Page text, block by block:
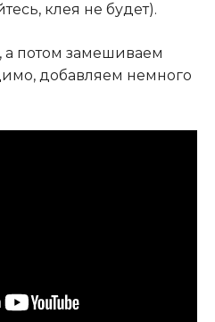
клея не будет).
потом замешиваем
добавляем немного